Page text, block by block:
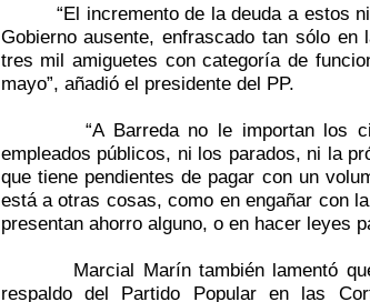
“El incremento de la deuda a estos
Gobierno ausente, enfrascado tan sólo
tres mil amiguetes con categoría de
mayo”, añadió el presidente del PP.
“A Barreda no le importan los
empleados públicos, ni los parados, ni la
que tiene pendientes de pagar con un
está a otras cosas, como en engañar con
presentan ahorro alguno, o en hacer leyes
Marcial Marín también lamentó
respaldo del Partido Popular en las